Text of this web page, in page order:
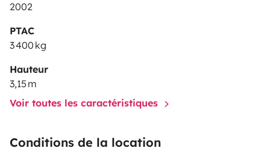
2002
PTAC
3 400 kg
Hauteur
3,15 m
Voir toutes les caractéristiques
Conditions de la location